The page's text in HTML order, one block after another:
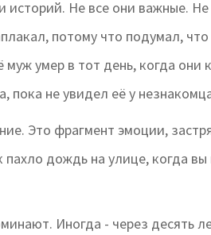
историй. Не все они важные.
потому что подумал,
умер в тот день, когда они
пока не увидел её у
Это фрагмент эмоции,
пахло дождь на улице, когда
Иногда - через десять